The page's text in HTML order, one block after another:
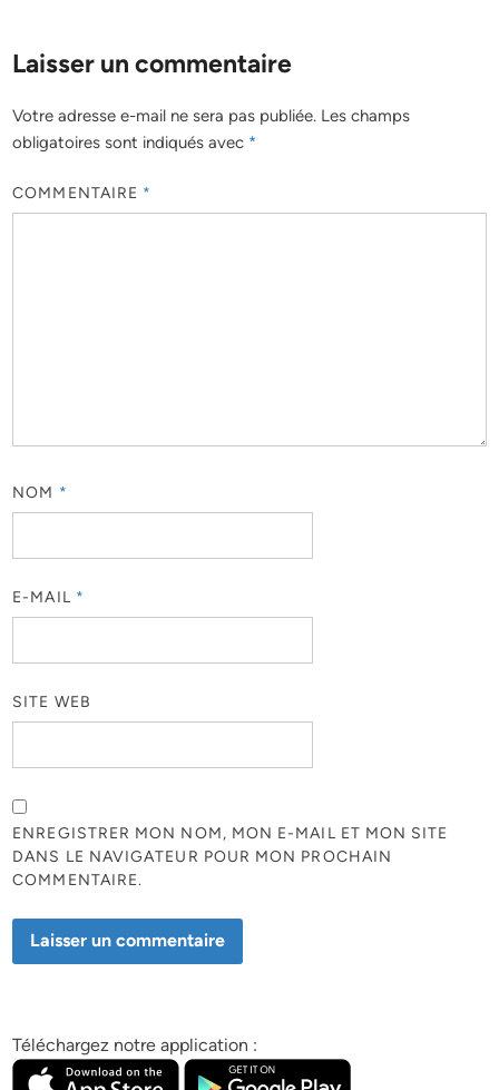
Laisser un commentaire
Votre adresse e-mail ne sera pas publiée. Les champs
obligatoires sont indiqués avec *
COMMENTAIRE *
NOM *
E-MAIL *
SITE WEB
ENREGISTRER MON NOM, MON E-MAIL ET MON SITE
DANS LE NAVIGATEUR POUR MON PROCHAIN
COMMENTAIRE.
Téléchargez notre application :